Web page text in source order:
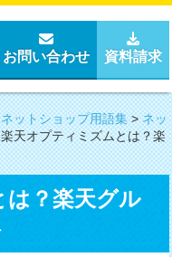
お問い合わせ 資料請求
ネットショップ用語集>ネッ
楽天オプティミズムとは？楽
？楽天グル